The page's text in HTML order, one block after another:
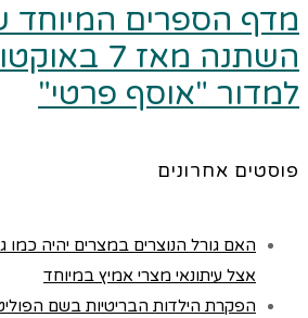
מדף הספרים המיוחד
השתנה מאז 7
למדור "אוסף פרטי"
פוסטים אחרונים
האם גורל הנוצרים במצרים יהיה כמו
אצל עיתונאי מצרי אמיץ במיוחד
הפקרת הילדות הבריטיות בשם